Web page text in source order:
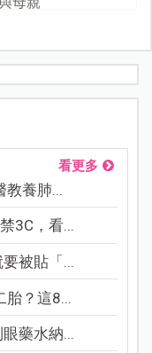
看更多
教養肺...
3C，看...
被貼「...
胎？這8...
藥水納...